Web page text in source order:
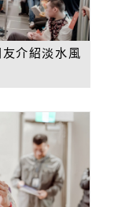
介紹淡水風